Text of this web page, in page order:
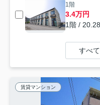
1階
3.4万円
1階 /
すべ
賃貸マンション